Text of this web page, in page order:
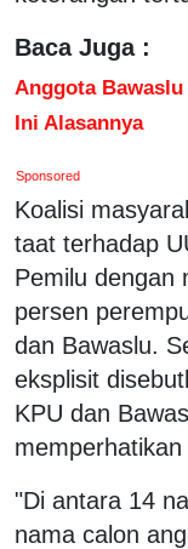
Baca Juga :
Anggota
Ini Alasannya
Sponsored
Koalisi
taat terhadap
Pemilu dengan
persen
dan Bawaslu.
eksplisit
KPU dan
"Di antara 14
nama calon